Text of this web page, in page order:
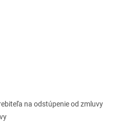
na odstúpenie od zmluvy